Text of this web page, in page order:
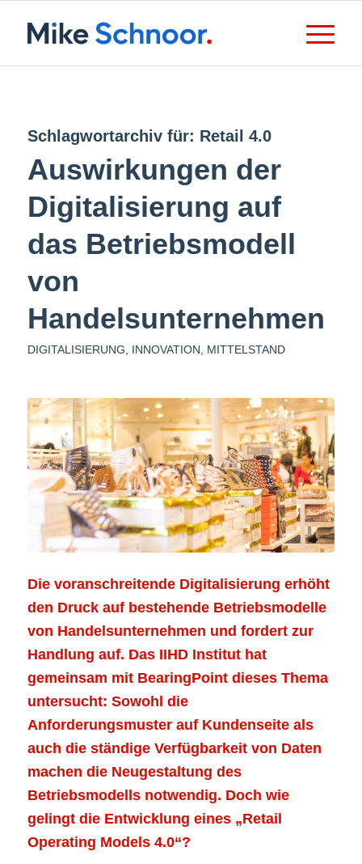
Schlagwortarchiv für: Retail 4.0
Auswirkungen der
Digitalisierung auf
das Betriebsmodell
von
Handelsunternehmen
DIGITALISIERUNG INNOVATION MITTELSTAND
Die voranschreitende Digitalisierung erhöht
den Druck auf bestehende Betriebsmodelle
von Handelsunternehmen und fordert zur
Handlung auf. Das IIHD Institut hat
gemeinsam mit BearingPoint dieses Thema
untersucht: Sowohl die
Anforderungsmuster auf Kundenseite als
auch die ständige Verfügbarkeit von Daten
machen die Neugestaltung des
Betriebsmodells notwendig. Doch wie
gelingt die Entwicklung eines „Retail
Operating Models 4.0“?